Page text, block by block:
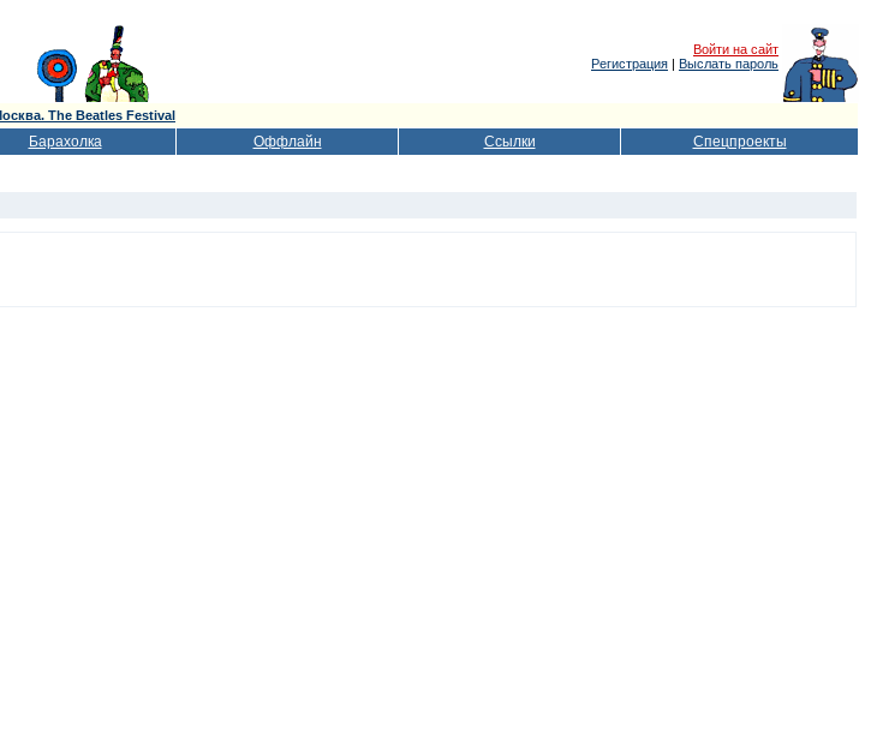
Войти на сайт
Регистрация | Выслать пароль
The Beatles Festival
Барахолка Оффлайн Ссылки Спецпроекты